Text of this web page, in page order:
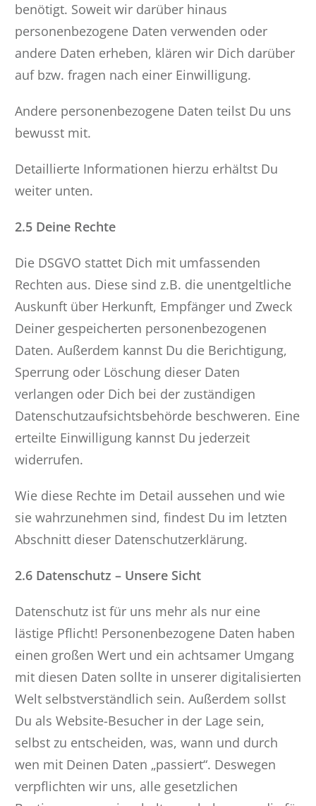
benötigt. Soweit wir darüber hinaus
personenbezogene Daten verwenden oder
andere Daten erheben, klären wir Dich darüber
auf bzw. fragen nach einer Einwilligung.
Andere personenbezogene Daten teilst Du uns
bewusst mit.
Detaillierte Informationen hierzu erhältst Du
weiter unten.
2.5 Deine Rechte
Die DSGVO stattet Dich mit umfassenden
Rechten aus. Diese sind z.B. die unentgeltliche
Auskunft über Herkunft, Empfänger und Zweck
Deiner gespeicherten personenbezogenen
Daten. Außerdem kannst Du die Berichtigung,
Sperrung oder Löschung dieser Daten
verlangen oder Dich bei der zuständigen
Datenschutzaufsichtsbehörde beschweren. Eine
erteilte Einwilligung kannst Du jederzeit
widerrufen.
Wie diese Rechte im Detail aussehen und wie
sie wahrzunehmen sind, findest Du im letzten
Abschnitt dieser Datenschutzerklärung.
2.6 Datenschutz – Unsere Sicht
Datenschutz ist für uns mehr als nur eine
lästige Pflicht! Personenbezogene Daten haben
einen großen Wert und ein achtsamer Umgang
mit diesen Daten sollte in unserer digitalisierten
Welt selbstverständlich sein. Außerdem sollst
Du als Website-Besucher in der Lage sein,
selbst zu entscheiden, was, wann und durch
wen mit Deinen Daten „passiert“. Deswegen
verpflichten wir uns, alle gesetzlichen